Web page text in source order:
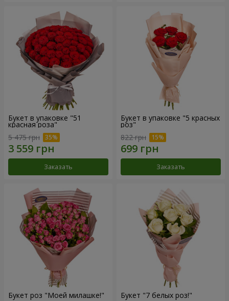
Букет в упаковке "51
красная роза"
5 475 грн
Заказать
Букет в упаковке "5 красных
роз"
822 грн
Заказать
Букет роз "Моей милашке!" Букет "7 белых роз!"